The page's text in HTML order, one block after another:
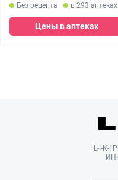
Без рецепта в 293 аптеках
Цены в аптеках
L-I-K-I